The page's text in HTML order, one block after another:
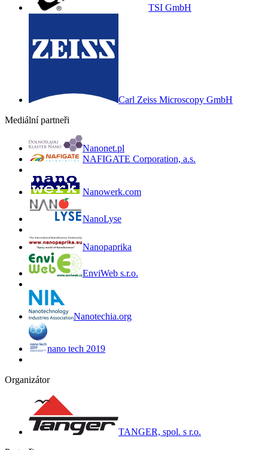
TSI GmbH
Carl Zeiss Microscopy GmbH
Mediální partneři
Nanonet.pl
NAFIGATE Corporation, a.s.
Nanowerk.com
NanoLyse
Nanopaprika
EnviWeb s.r.o.
Nanotechia.org
nano tech 2019
Organizátor
TANGER, spol. s r.o.